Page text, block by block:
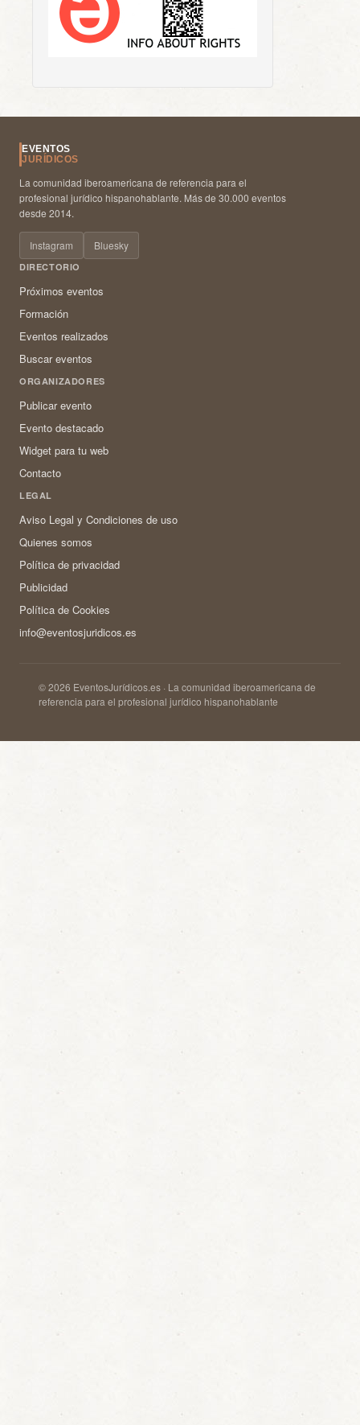
EVENTOS
JURÍDICOS
La comunidad iberoamericana de referencia para el
profesional jurídico hispanohablante. Más de 30.000 eventos
desde 2014.
Instagram Bluesky
DIRECTORIO
Próximos eventos
Formación
Eventos realizados
Buscar eventos
ORGANIZADORES
Publicar evento
Evento destacado
Widget para tu web
Contacto
LEGAL
Aviso Legal y Condiciones de uso
Quienes somos
Política de privacidad
Publicidad
Política de Cookies
info@eventosjuridicos.es
© 2026 EventosJurídicos.es · La comunidad iberoamericana de
referencia para el profesional jurídico hispanohablante